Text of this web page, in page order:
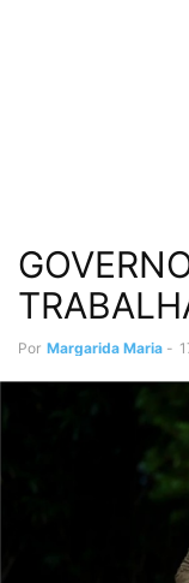
Por Margarida Maria -